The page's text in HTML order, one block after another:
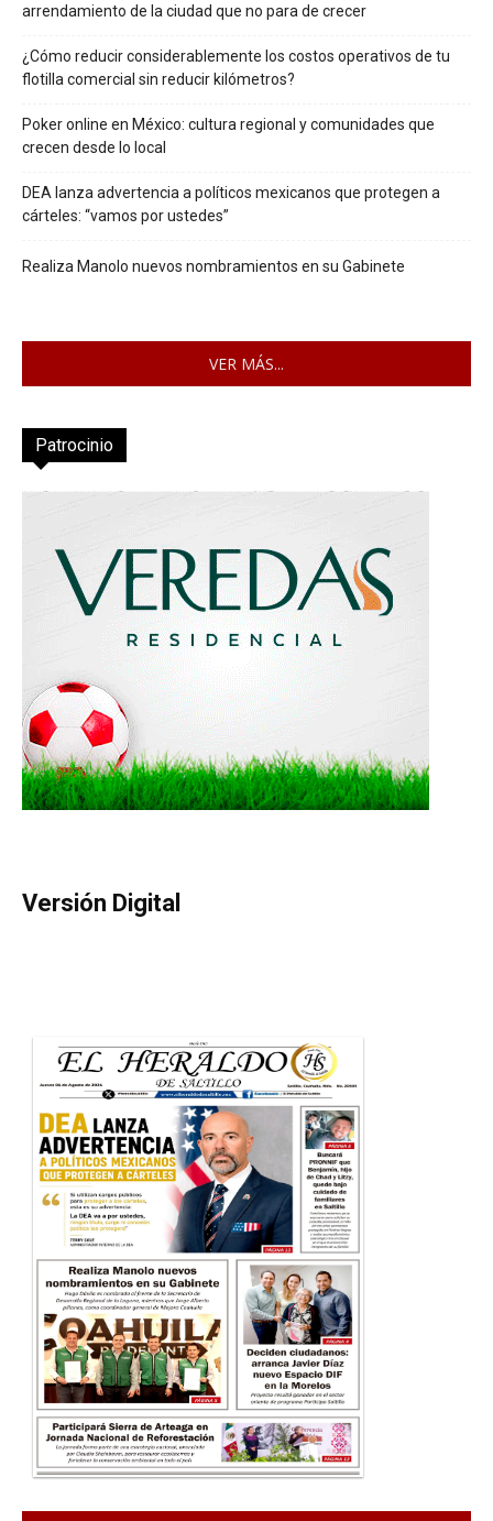
arrendamiento de la ciudad que no para de crecer
¿Cómo reducir considerablemente los costos operativos de tu
flotilla comercial sin reducir kilómetros?
Poker online en México: cultura regional y comunidades que
crecen desde lo local
DEA lanza advertencia a políticos mexicanos que protegen a
cárteles: “vamos por ustedes”
Realiza Manolo nuevos nombramientos en su Gabinete
VER MÁS...
Patrocinio
Versión Digital